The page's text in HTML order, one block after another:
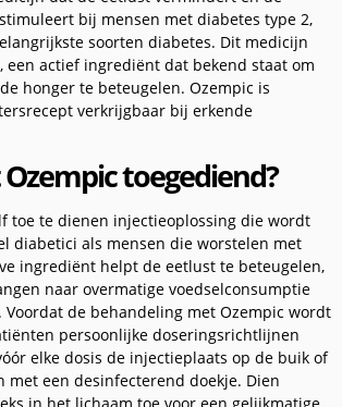
bij mensen met diabetes type 2,
soorten diabetes. Dit medicijn
een actief ingrediënt dat bekend staat om
honger te beteugelen. Ozempic is
verkrijgbaar bij erkende
toegediend?
toe te dienen injectieoplossing die wordt
diabetici als mensen die worstelen met
ingrediënt helpt de eetlust te beteugelen,
naar overmatige voedselconsumptie
de behandeling met Ozempic wordt
persoonlijke doseringsrichtlijnen
elke dosis de injectieplaats op de buik of
met een desinfecterend doekje. Dien